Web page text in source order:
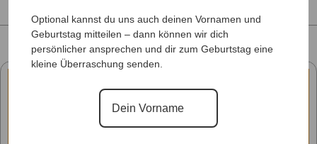
Optional kannst du uns auch deinen Vornamen und
Geburtstag mitteilen – dann können wir dich
persönlicher ansprechen und dir zum Geburtstag eine
kleine Überraschung senden.